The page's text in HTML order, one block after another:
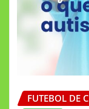
FUTEBOL DE